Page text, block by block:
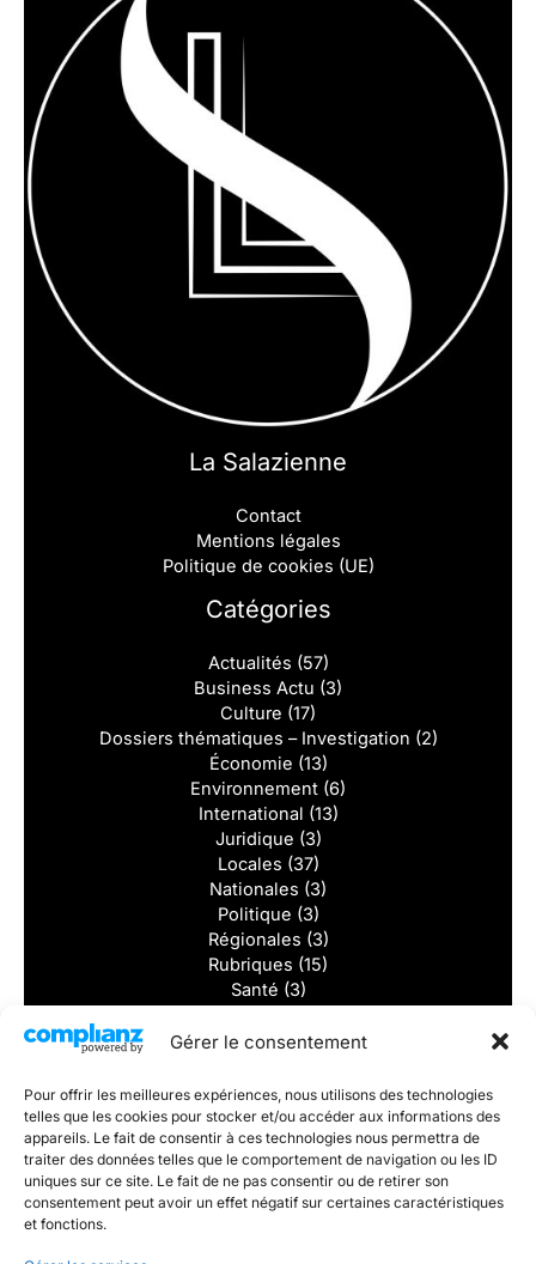
Gérer le consentement
Pour offrir les meilleures expériences, nous utilisons des technologies
telles que les cookies pour stocker et/ou accéder aux informations des
appareils. Le fait de consentir à ces technologies nous permettra de
traiter des données telles que le comportement de navigation ou les ID
uniques sur ce site. Le fait de ne pas consentir ou de retirer son
consentement peut avoir un effet négatif sur certaines caractéristiques
et fonctions.
La Salazienne
Contact
Mentions légales
Politique de cookies (UE)
Catégories
Actualités (57)
Business Actu (3)
Culture (17)
Dossiers thématiques – Investigation (2)
Économie (13)
Environnement (6)
International (13)
Juridique (3)
Locales (37)
Nationales (3)
Politique (3)
Régionales (3)
Rubriques (15)
Santé (3)
Sports(8)
Vidéos (1)
Dernieres actualités
Divorcer sans se détruire : et si la vraie victoire était de
rester digne ?